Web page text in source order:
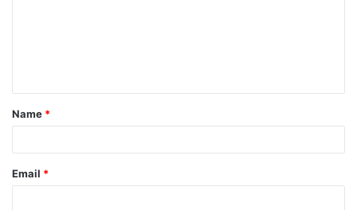
t
*
Name *
Email *